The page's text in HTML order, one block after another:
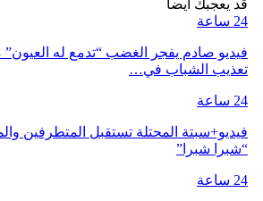
قد يعجبك ايضا
24 ساعة
فيديو صادم يفجر الغضب “تدمع له
تعذيب الشباب في…
24 ساعة
فيديو+سبتة المحتلة تستقبل المتطرفين
“شبرا شبرا”
24 ساعة